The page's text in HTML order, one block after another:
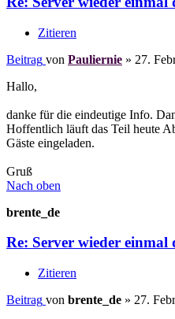
Zitieren
Beitrag von Pauliernie » 27.
Hallo,
danke für die eindeutige Info.
Hoffentlich läuft das Teil heute
Gäste eingeladen.
Gruß
Nach oben
brente_de
Re: Server wieder einmal
Zitieren
Beitrag von brente_de » 27.